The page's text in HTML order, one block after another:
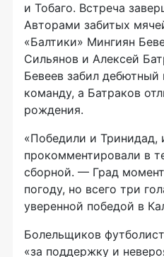
и Тобаго. Встреча
Авторами забитых
«Балтики» Мингиян
Сильянов и Алексей
Бевеев забил дебютный
команду, а Батраков
рождения.
«Победили и Тринидад,
прокомментировали в
сборной. — Град
погоду, но всего три
уверенной победой в
Болельщиков
«за поддержку и